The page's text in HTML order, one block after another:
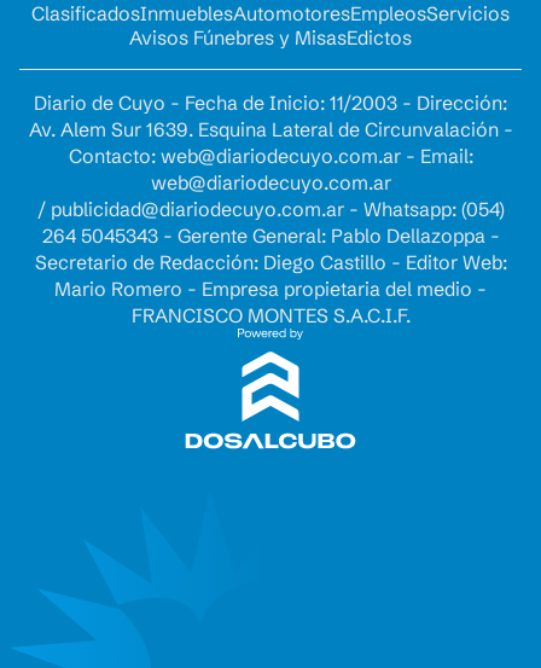
ClasificadosInmueblesAutomotoresEmpleosServicios
Avisos Fúnebres y MisasEdictos
Diario de Cuyo - Fecha de Inicio: 11/2003 - Dirección:
Av. Alem Sur 1639. Esquina Lateral de Circunvalación -
Contacto: web@diariodecuyo.com.ar- Email:
web@diariodecuyo.com.ar
/ publicidad@diariodecuyo.com.ar- Whatsapp: (054)
264 5045343 - Gerente General: Pablo Dellazoppa -
Secretario de Redacción: Diego Castillo - Editor Web:
Mario Romero - Empresa propietaria del medio -
FRANCISCO MONTES S.A.C.I.F.